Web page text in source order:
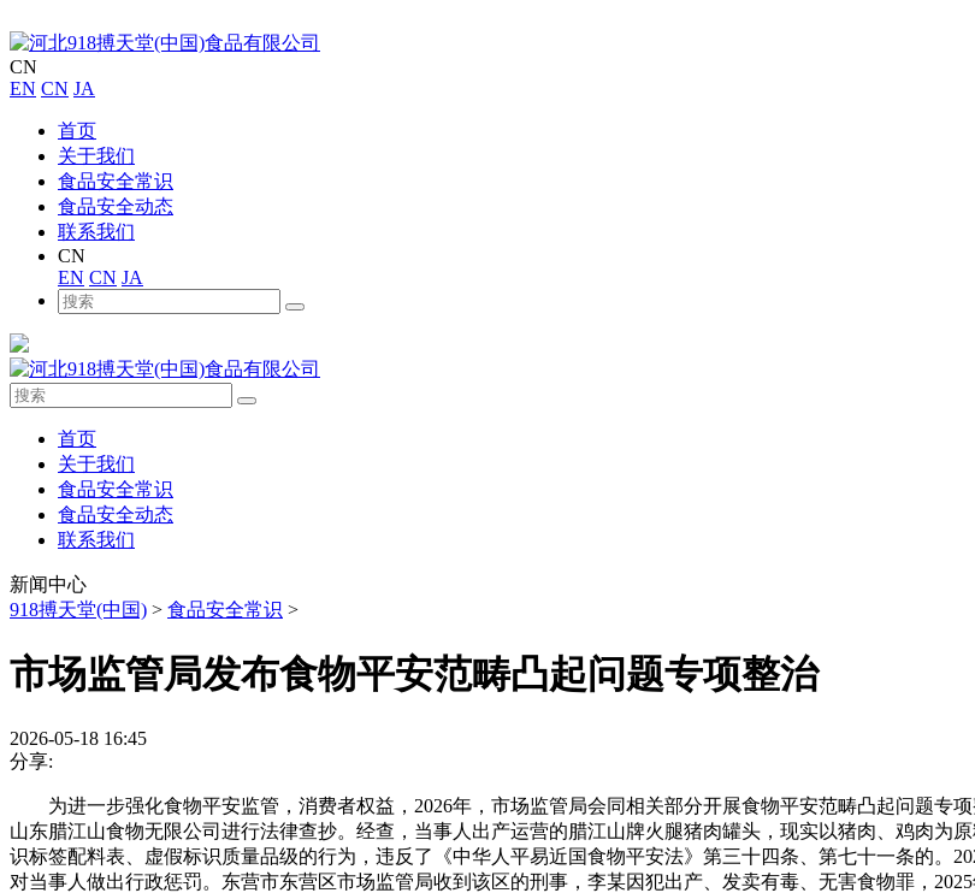
CN
EN CN JA
首页
关于我们
食品安全常识
食品安全动态
联系我们
CN
EN CN JA
首页
关于我们
食品安全常识
食品安全动态
联系我们
新闻中心
918搏天堂(中国) > 食品安全常识 >
市场监管局发布食物平安范畴凸起问题专项整治
2026-05-18 16:45
分享:
为进一步强化食物平安监管，消费者权益，2026年，市场监管局会同相关部分开展食物平安范畴凸起问题专
山东腊江山食物无限公司进行法律查抄。经查，当事人出产运营的腊江山牌火腿猪肉罐头，现实以猪肉、鸡肉为
识标签配料表、虚假标识质量品级的行为，违反了《中华人平易近国食物平安法》第三十四条、第七十一条的。
对当事人做出行政惩罚。东营市东营区市场监管局收到该区的刑事，李某因犯出产、发卖有毒、无害食物罪，